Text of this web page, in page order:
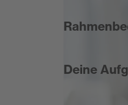
Deine